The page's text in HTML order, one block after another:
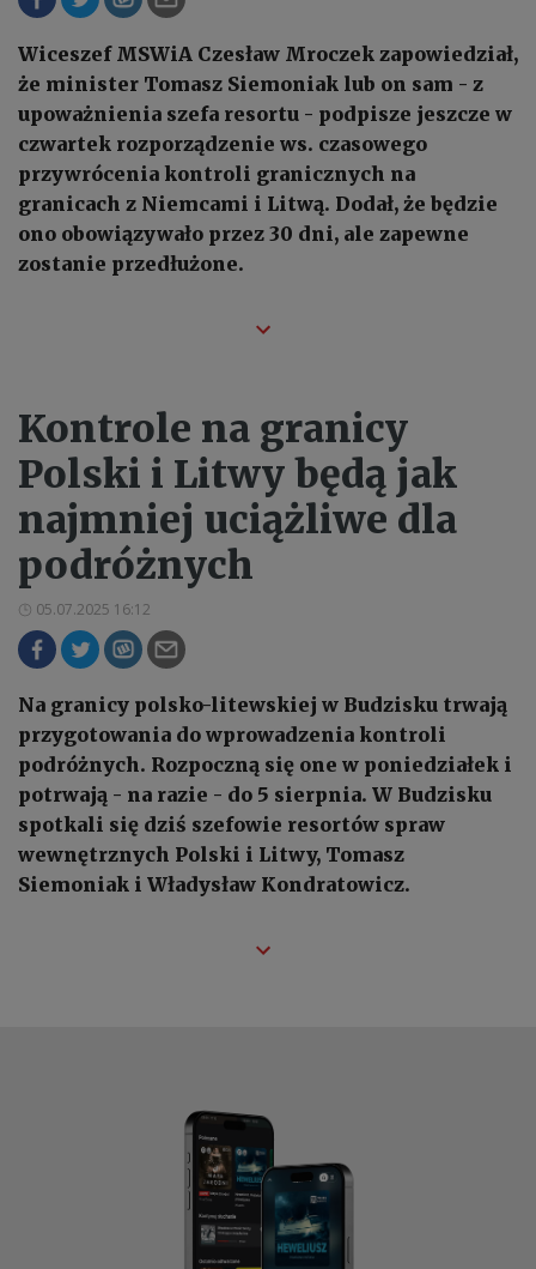
Wiceszef MSWiA Czesław Mroczek zapowiedział,
że minister Tomasz Siemoniak lub on sam - z
upoważnienia szefa resortu - podpisze jeszcze w
czwartek rozporządzenie ws. czasowego
przywrócenia kontroli granicznych na
granicach z Niemcami i Litwą. Dodał, że będzie
ono obowiązywało przez 30 dni, ale zapewne
zostanie przedłużone.
Kontrole na granicy
Polski i Litwy będą jak
najmniej uciążliwe dla
podróżnych
05.07.2025 16:12
Na granicy polsko-litewskiej w Budzisku trwają
przygotowania do wprowadzenia kontroli
podróżnych. Rozpoczną się one w poniedziałek i
potrwają - na razie - do 5 sierpnia. W Budzisku
spotkali się dziś szefowie resortów spraw
wewnętrznych Polski i Litwy, Tomasz
Siemoniak i Władysław Kondratowicz.